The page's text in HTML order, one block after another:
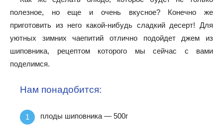
полезное, но еще и очень вкусное? Конечно же
приготовить из него какой-нибудь сладкий десерт! Для
уютных зимних чаепитий отлично подойдет джем из
шиповника, рецептом которого мы сейчас с вами
поделимся.
Нам понадобится:
плоды шиповника — 500г